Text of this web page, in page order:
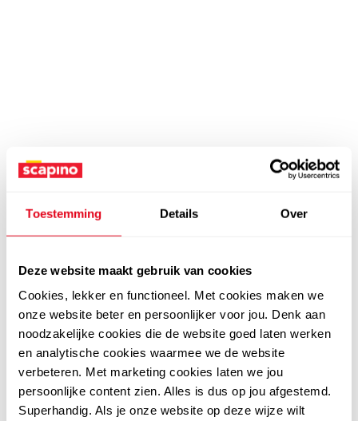
Toestemming Details Over
Deze website maakt gebruik van cookies
Cookies, lekker en functioneel. Met cookies maken we
onze website beter en persoonlijker voor jou. Denk aan
noodzakelijke cookies die de website goed laten werken
en analytische cookies waarmee we de website
verbeteren. Met marketing cookies laten we jou
persoonlijke content zien. Alles is dus op jou afgestemd.
Superhandig. Als je onze website op deze wijze wilt